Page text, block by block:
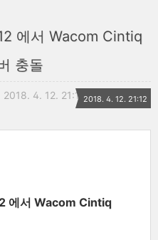
에서 Wacom Cintiq
충돌
2018. 4. 12. 21:122018. 4. 12. 21:12
에서 Wacom Cintiq